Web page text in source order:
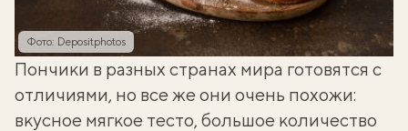
Фото: Depositphotos
Пончики в разных странах мира готовятся с
отличиями, но все же они очень похожи:
вкусное мягкое тесто, большое количество